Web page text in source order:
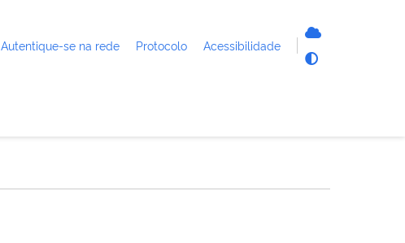
Autentique-se na rede Protocolo Acessibilidade